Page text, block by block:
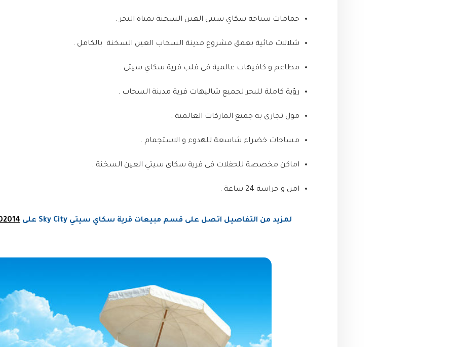
حمامات سباحة سكاي سيتى العين السخنة بمياة البحر .
شلالات مائية بعمق مشروع مدينة السحاب العين السخنة بالكامل .
مطاعم و كافيهات عالمية فى قلب قرية سكاي سيتي .
رؤية كاملة للبحر لجميع شاليهات قرية مدينة السحاب .
مول تجارى به جميع الماركات العالمية .
مساحات خضراء شاسعة للهدوء و الاستجمام .
اماكن مخصصة للحفلات فى قرية سكاي سيتي العين السخنة .
امن و حراسة 24 ساعة .
لمزيد من التفاصيل اتصل على قسم مبيعات قرية سكاي سيتي Sky City على